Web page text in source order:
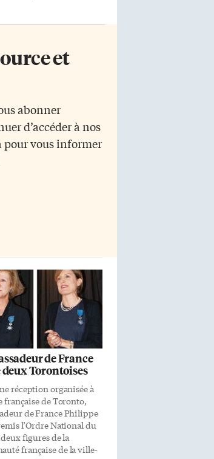
depuis février
année, plusieurs
le dessin animé Zarafa
à Innis Town Hall
de Toronto). Sabine
du CFT explique : «On
plus d’une soirée
l’occasion de
et
abonner
d’accéder à nos
pour vous informer
de France
deux Torontoises
réception organisée à
française de Toronto,
de France Philippe
l’Ordre National du
figures de la
française de la ville-